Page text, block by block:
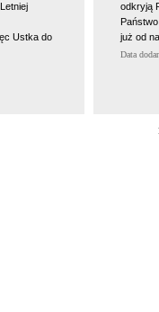
Ustka do
odkryją
już od
Data